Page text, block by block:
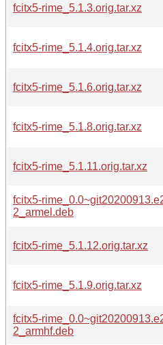
fcitx5-rime_5.1.3.orig.tar.xz
fcitx5-rime_5.1.4.orig.tar.xz
fcitx5-rime_5.1.6.orig.tar.xz
fcitx5-rime_5.1.8.orig.tar.xz
fcitx5-rime_5.1.11.orig.tar.xz
fcitx5-
2_armel.deb
fcitx5-rime_5.1.12.orig.tar.xz
fcitx5-rime_5.1.9.orig.tar.xz
fcitx5-
2_armhf.deb